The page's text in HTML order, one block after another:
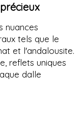
nuances
tels que le
et l'andalousite.
reflets uniques
dalle